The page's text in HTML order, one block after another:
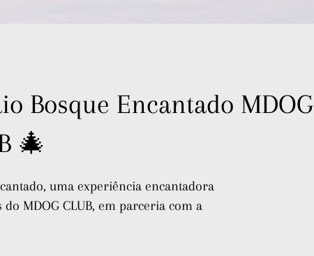
Bosque Encantado MDOG
🎄
uma experiência encantadora
MDOG CLUB, em parceria com a